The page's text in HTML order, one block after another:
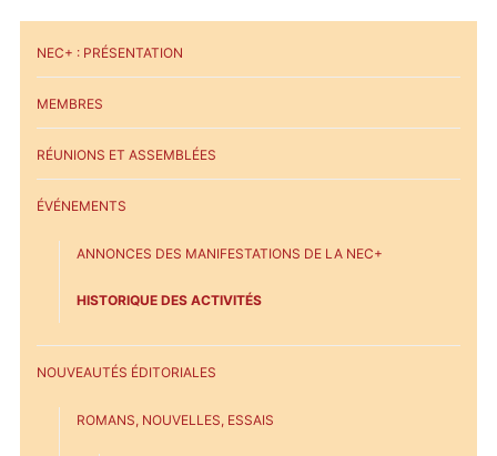
NEC+ : PRÉSENTATION
MEMBRES
RÉUNIONS ET ASSEMBLÉES
ÉVÉNEMENTS
ANNONCES DES MANIFESTATIONS DE LA NEC+
HISTORIQUE DES ACTIVITÉS
NOUVEAUTÉS ÉDITORIALES
ROMANS, NOUVELLES, ESSAIS